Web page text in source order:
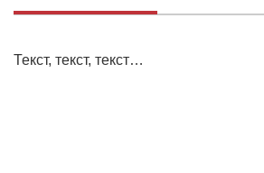
Текст, текст, текст…